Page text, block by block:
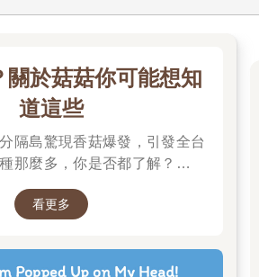
生物基因組呢？
物基因組的奧祕，還需要一段很長的
已看到了另一個新的研究領域：人造環
是一切經由人類所打造設立的環境，地
方，大約有百分之六由住宅、醫院、辦
、體育設施、飯店、游泳池、火車站、
，連潛艇和位置偏遠的研究中心和太空
始定居，於是有了這類棲息地的出
的生活空間一直在持續擴展當中。工業
關於菇菇你可能想知
道這些
隔島驚現香菇爆發，引發全台
那麼多，你是否都了解？邀請
看更多